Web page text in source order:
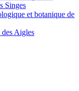
Singes
et botanique de
Aigles